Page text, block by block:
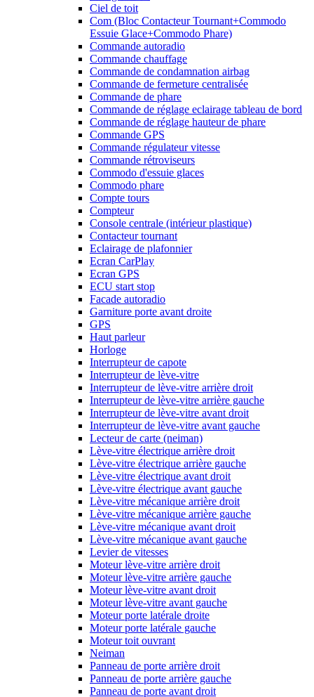
Ciel de toit
Com (Bloc Contacteur Tournant+Commodo
Essuie Glace+Commodo Phare)
Commande autoradio
Commande chauffage
Commande de condamnation airbag
Commande de fermeture centralisée
Commande de phare
Commande de réglage eclairage tableau de bord
Commande de réglage hauteur de phare
Commande GPS
Commande régulateur vitesse
Commande rétroviseurs
Commodo d'essuie glaces
Commodo phare
Compte tours
Compteur
Console centrale (intérieur plastique)
Contacteur tournant
Eclairage de plafonnier
Ecran CarPlay
Ecran GPS
ECU start stop
Facade autoradio
Garniture porte avant droite
GPS
Haut parleur
Horloge
Interrupteur de capote
Interrupteur de lève-vitre
Interrupteur de lève-vitre arrière droit
Interrupteur de lève-vitre arrière gauche
Interrupteur de lève-vitre avant droit
Interrupteur de lève-vitre avant gauche
Lecteur de carte (neiman)
Lève-vitre électrique arrière droit
Lève-vitre électrique arrière gauche
Lève-vitre électrique avant droit
Lève-vitre électrique avant gauche
Lève-vitre mécanique arrière droit
Lève-vitre mécanique arrière gauche
Lève-vitre mécanique avant droit
Lève-vitre mécanique avant gauche
Levier de vitesses
Moteur lève-vitre arrière droit
Moteur lève-vitre arrière gauche
Moteur lève-vitre avant droit
Moteur lève-vitre avant gauche
Moteur porte latérale droite
Moteur porte latérale gauche
Moteur toit ouvrant
Neiman
Panneau de porte arrière droit
Panneau de porte arrière gauche
Panneau de porte avant droit